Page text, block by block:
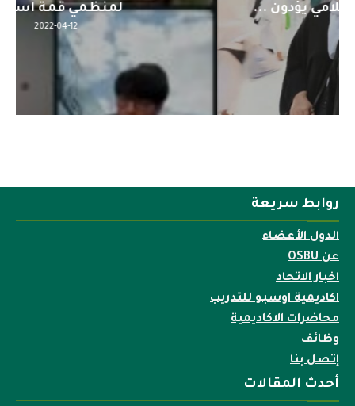
لمنظمي قمة اسيا...
2022-04-12
روابط سريعة
الدول الأعضاء
عن OSBU
اخبار الاتحاد
اكاديمية اوسبو للتدريب
محاضرات الاكاديمية
وظائف
إتصل بنا
أحدث المقالات